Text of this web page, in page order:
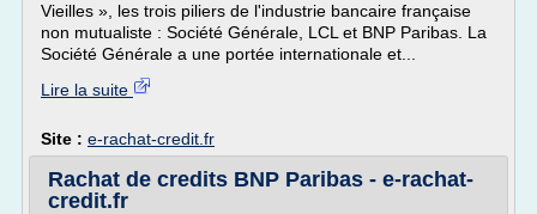
Vieilles », les trois piliers de l'industrie bancaire française
non mutualiste : Société Générale, LCL et BNP Paribas. La
Société Générale a une portée internationale et...
Lire la suite
Site : e-rachat-credit.fr
Rachat de credits BNP Paribas - e-rachat-
credit.fr